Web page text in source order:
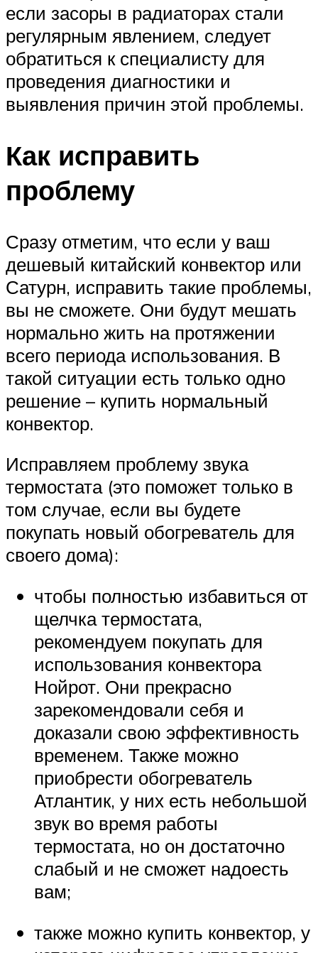
если засоры в радиаторах стали
регулярным явлением, следует
обратиться к специалисту для
проведения диагностики и
выявления причин этой проблемы.
Как исправить
проблему
Сразу отметим, что если у ваш
дешевый китайский конвектор или
Сатурн, исправить такие проблемы,
вы не сможете. Они будут мешать
нормально жить на протяжении
всего периода использования. В
такой ситуации есть только одно
решение – купить нормальный
конвектор.
Исправляем проблему звука
термостата (это поможет только в
том случае, если вы будете
покупать новый обогреватель для
своего дома):
чтобы полностью избавиться от
щелчка термостата,
рекомендуем покупать для
использования конвектора
Нойрот. Они прекрасно
зарекомендовали себя и
доказали свою эффективность
временем. Также можно
приобрести обогреватель
Атлантик, у них есть небольшой
звук во время работы
термостата, но он достаточно
слабый и не сможет надоесть
вам;
также можно купить конвектор, у